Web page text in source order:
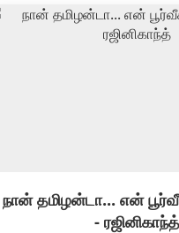
நான் தமிழன்டா... என்
- ரஜினிகாந்த்